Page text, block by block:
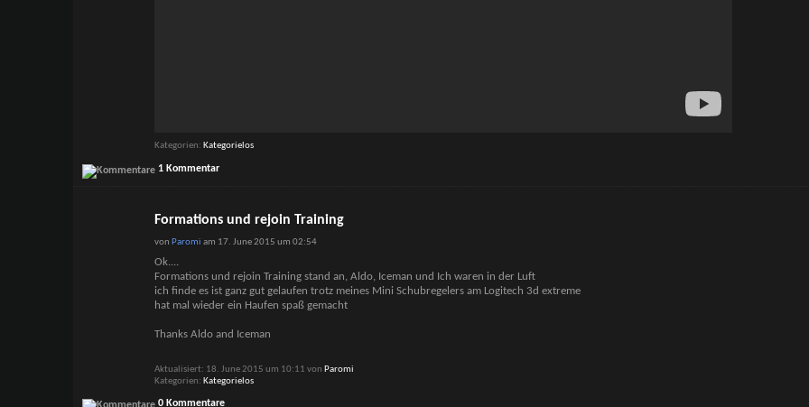
Kategorien Kategorielos
1 Kommentar
Formations und rejoin Training
von Paromi am 17. June 2015 um 02:54
Ok....
Formations und rejoin Training stand an, Aldo, Iceman und Ich waren in der Luft
ich finde es ist ganz gut gelaufen trotz meines Mini Schubregelers am Logitech 3d extreme
hat mal wieder ein Haufen spaß gemacht
Thanks Aldo and Iceman
Aktualisiert: 18. June 2015 um 10:11 von Paromi
Kategorien
Kategorielos
0 Kommentare